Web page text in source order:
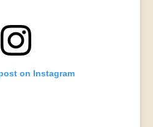
on Instagram